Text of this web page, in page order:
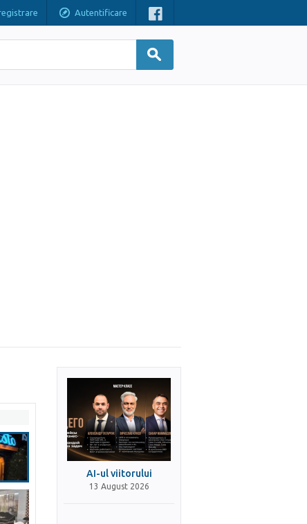
Autentificare
AI-ul viitorului
13 August 2026